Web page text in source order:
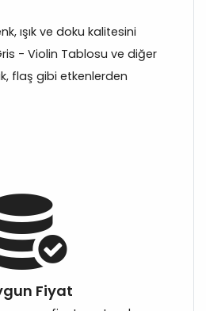
ışık ve doku kalitesini
- Violin Tablosu ve diğer
flaş gibi etkenlerden
Fiyat